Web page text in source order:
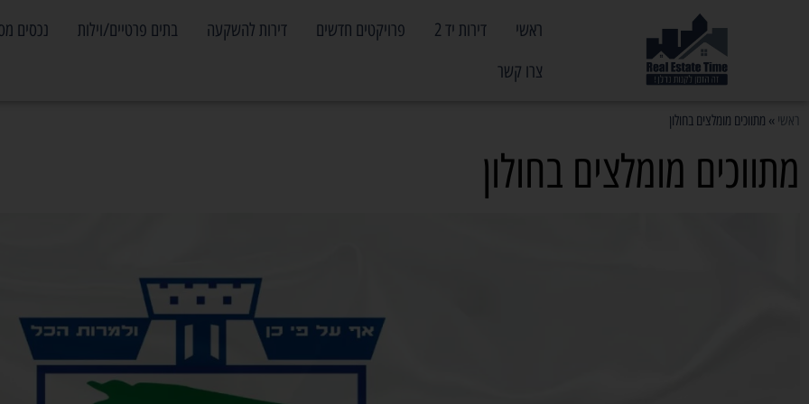
ראשי דירות יד 2 פרויקטים חדשים דירות להשקעה בתים פרטיים/וילות נכסים
צרו קשר
ראשי » מתווכים מומלצים בחולון
מתווכים מומלצים בחולון